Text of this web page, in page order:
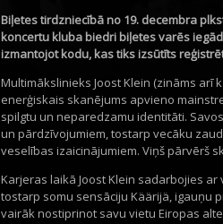
Biļetes tirdzniecībā no 19. decembra
koncertu kluba biedri biļetes varēs
izmantojot kodu, kas tiks izsūtīts
Multimākslinieks Joost Klein (zināms arī
enerģiskais skanējums apvieno
spilgtu un neparedzamu identitāti.
un pārdzīvojumiem, tostarp vecāku
veselības izaicinājumiem. Viņš pārvērš
Karjeras laikā Joost Klein sadarbojies
tostarp somu sensāciju Käärijä, igauņu
vairāk nostiprinot savu vietu Eiropas